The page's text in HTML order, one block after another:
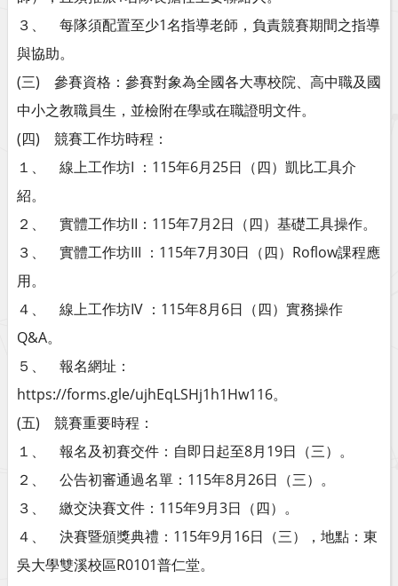
３、 每隊須配置至少1名指導老師，負責競賽期間之指導
與協助。
(三) 參賽資格：參賽對象為全國各大專校院、高中職及國
中小之教職員生，並檢附在學或在職證明文件。
(四) 競賽工作坊時程：
１、 線上工作坊I ：115年6月25日（四）凱比工具介
紹。
２、 實體工作坊II：115年7月2日（四）基礎工具操作。
３、 實體工作坊III ：115年7月30日（四）Roflow課程應
用。
４、 線上工作坊IV ：115年8月6日（四）實務操作
Q&A。
５、 報名網址：
https://forms.gle/ujhEqLSHj1h1Hw116。
(五) 競賽重要時程：
１、 報名及初賽交件：自即日起至8月19日（三）。
２、 公告初審通過名單：115年8月26日（三）。
３、 繳交決賽文件：115年9月3日（四）。
４、 決賽暨頒獎典禮：115年9月16日（三），地點：東
吳大學雙溪校區R0101普仁堂。